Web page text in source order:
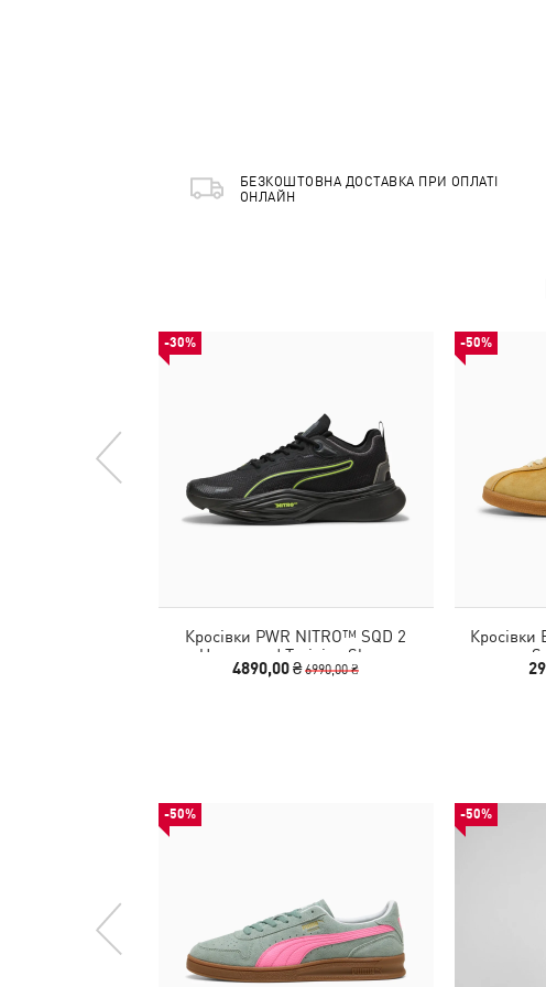
БЕЗКОШТОВНА ДОСТАВКА ПРИ ОПЛАТІ
ОНЛАЙН
-30%
Кросівки PWR NITRO™ SQD 2
Unwavered Training Shoes
4890,00 ₴6990,00 ₴
-50%
Кросівки
-50% -50%